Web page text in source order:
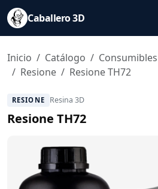
Saltar al contenido principal
Caballero 3D
Inicio Catálogo
Resione
Resione TH72
RESIONE Resina 3D
Resione TH72